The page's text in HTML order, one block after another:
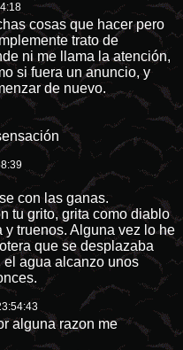
cosas que hacer pero
trato de
ni me llama la atención,
si fuera un anuncio, y
de nuevo.
con las ganas.
tu grito, grita como diablo
truenos. Alguna vez lo he
que se desplazaba
agua alcanzo unos
alguna razon me